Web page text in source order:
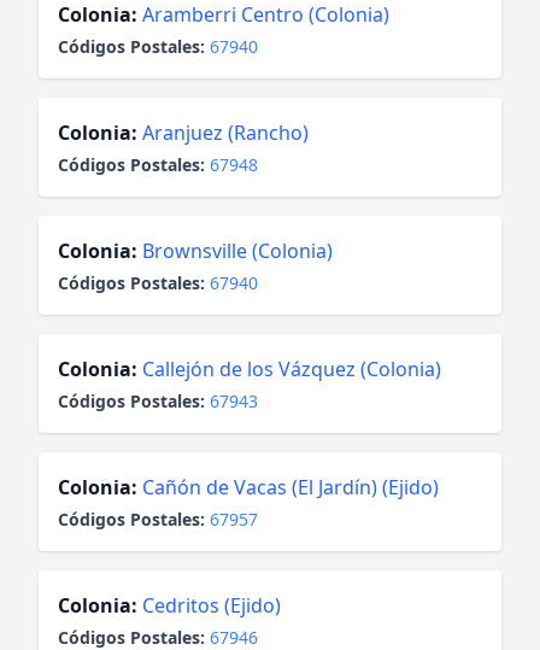
Colonia: Aramberri Centro (Colonia)
Códigos Postales: 67940
Colonia: Aranjuez (Rancho)
Códigos Postales: 67948
Colonia: Brownsville (Colonia)
Códigos Postales: 67940
Colonia: Callejón de los Vázquez (Colonia)
Códigos Postales: 67943
Colonia: Cañón de Vacas (El Jardín) (Ejido)
Códigos Postales: 67957
Colonia: Cedritos (Ejido)
Códigos Postales: 67946